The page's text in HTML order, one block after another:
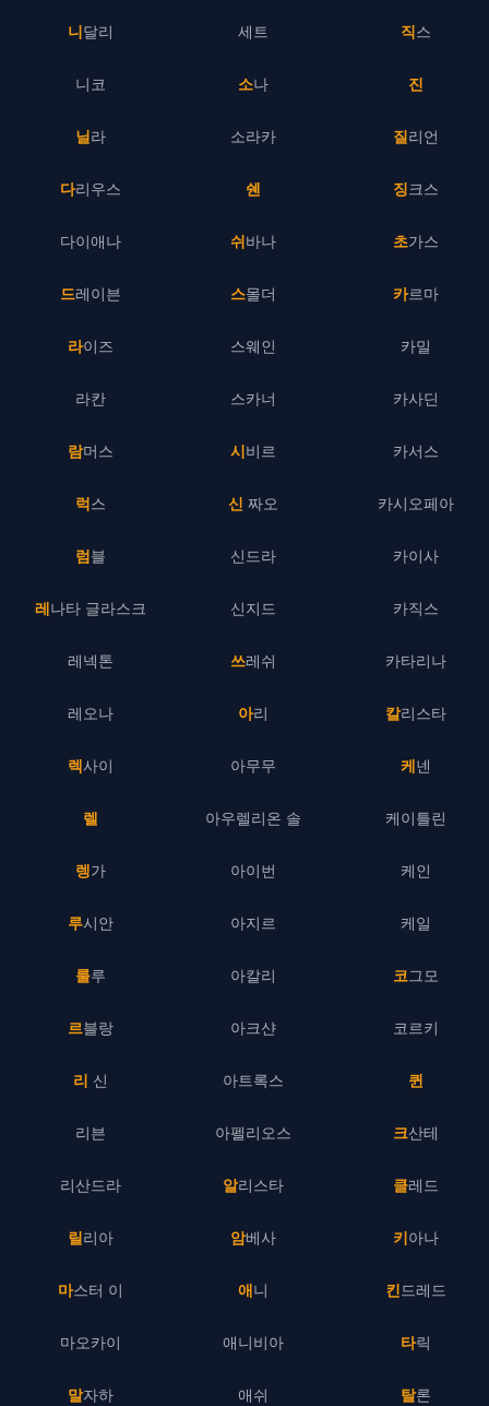
니달리
니코
닐라
다리우스
다이애나
드레이븐
라이즈
라칸
람머스
럭스
럼블
레나타 글라스크
레넥톤
레오나
렉사이
렐
렝가
루시안
룰루
르블랑
리 신
리븐
리산드라
릴리아
마스터 이
마오카이
말자하
세트
소나
소라카
쉔
쉬바나
스몰더
스웨인
스카너
시비르
신 짜오
신드라
신지드
쓰레쉬
아리
아무무
아우렐리온 솔
아이번
아지르
아칼리
아크샨
아트록스
아펠리오스
알리스타
암베사
애니
애니비아
애쉬
직스
진
질리언
징크스
초가스
카르마
카밀
카사딘
카서스
카시오페아
카이사
카직스
카타리나
칼리스타
케넨
케이틀린
케인
케일
코그모
코르키
퀸
크산테
클레드
키아나
킨드레드
타릭
탈론